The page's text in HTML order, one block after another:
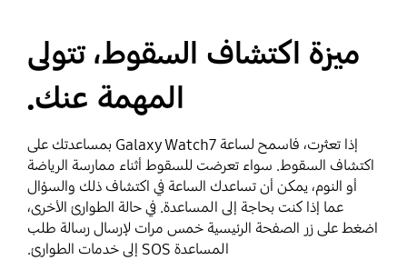
ميزة اكتشاف السقوط، تتولى
المهمة عنك.
إذا تعثرت، فاسمح لساعة Galaxy Watch7 بمساعدتك على
اكتشاف السقوط. سواء تعرضت للسقوط أثناء ممارسة الرياضة
أو النوم، يمكن أن تساعدك الساعة في اكتشاف ذلك والسؤال
عما إذا كنت بحاجة إلى المساعدة. في حالة الطوارئ الأخرى،
اضغط على زر الصفحة الرئيسية خمس مرات لإرسال رسالة طلب
المساعدة SOS إلى خدمات الطوارئ.